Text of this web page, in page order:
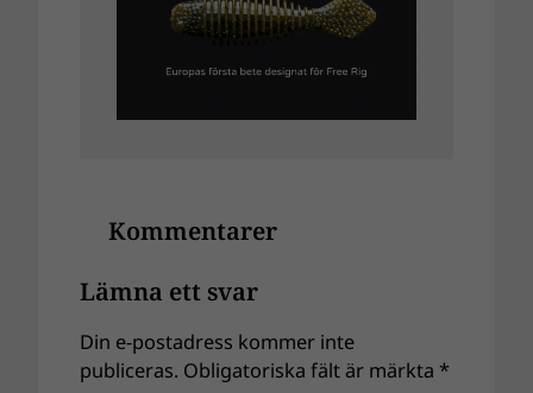
Kommentarer
Lämna ett svar
Din e-postadress kommer inte
publiceras. Obligatoriska fält är märkta *